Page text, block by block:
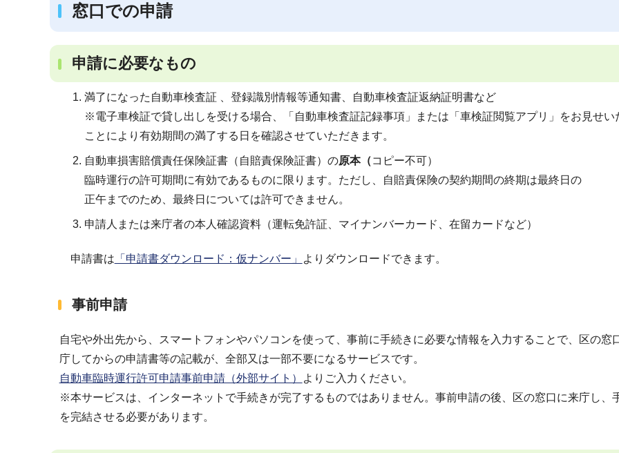
窓口での申請
申請に必要なもの
満了になった自動車検査証 、登録識別情報等通知書、自動車検査証返納証明書など
※電子車検証で貸し出しを受ける場合、「自動車検査証記録事項」または「車検証閲覧アプリ」をお見せい
ことにより有効期間の満了する日を確認させていただきます。
自動車損害賠償責任保険証書（自賠責保険証書）の原本（ コピー不可）
臨時運行の許可期間に有効であるものに限ります。ただし、自賠責保険の契約期間の終期は最終日の
正午までのため、最終日については許可できません。
申請人または来庁者の本人確認資料（運転免許証、マイナンバーカード、在留カードなど）
申請書は 「申請書ダウンロード：仮ナンバー」 よりダウンロードできます。
事前申請
自宅や外出先から、スマートフォンやパソコンを使って、事前に手続きに必要な情報を入力することで、区の窓
庁してからの申請書等の記載が、全部又は一部不要になるサービスです。
自動車臨時運行許可申請事前申請（外部サイト）
よりご入力ください。
※本サービスは、インターネットで手続きが完了するものではありません。事前申請の後、区の窓口に来庁し、
を完結させる必要があります。